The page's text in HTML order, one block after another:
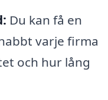
Du kan få en
varje firma
och hur lång